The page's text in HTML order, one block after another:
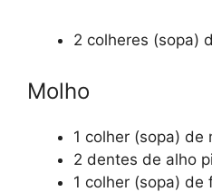
2 colheres (sopa)
Molho
1 colher (sopa) de
2 dentes de alho
1 colher (sopa) de